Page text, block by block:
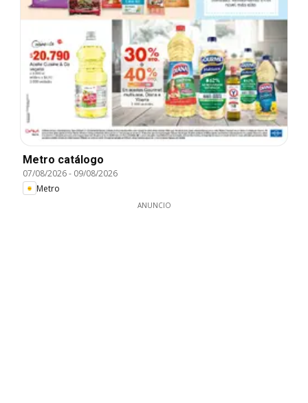
Metro catálogo
07/08/2026- 09/08/2026
Metro
ANUNCIO